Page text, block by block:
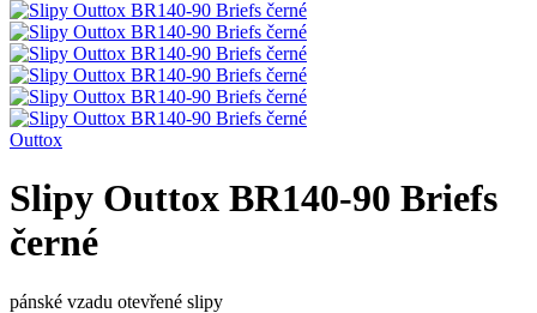
Outtox
Slipy Outtox BR140-90 Briefs
černé
pánské vzadu otevřené slipy